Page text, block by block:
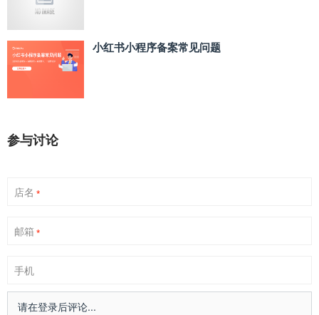
小红书小程序备案常见问题
参与讨论
店名 *
邮箱 *
手机